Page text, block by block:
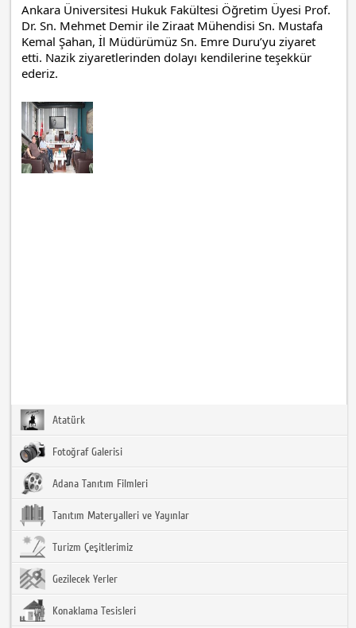
Ankara Üniversitesi Hukuk Fakültesi Öğretim Üyesi Prof.
Dr. Sn. Mehmet Demir ile Ziraat Mühendisi Sn. Mustafa
Kemal Şahan, İl Müdürümüz Sn. Emre Duru’yu ziyaret
etti. Nazik ziyaretlerinden dolayı kendilerine teşekkür
ederiz.
Atatürk
Fotoğraf Galerisi
Adana Tanıtım Filmleri
Tanıtım Materyalleri ve Yayınlar
Turizm Çeşitlerimiz
Gezilecek Yerler
Konaklama Tesisleri